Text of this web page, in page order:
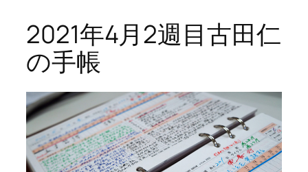
2021年4月2週目古田仁
の手帳